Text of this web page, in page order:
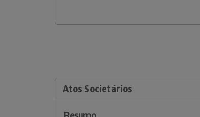
Atos Societários